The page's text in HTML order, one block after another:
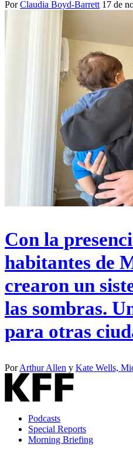
PorClaudia Boyd-Barrett 17 de
Con la
habitantes de
crearon un
las sombras.
para otras
PorArthur Allen y Kate Wells,
Podcasts
Special Reports
Morning Briefing